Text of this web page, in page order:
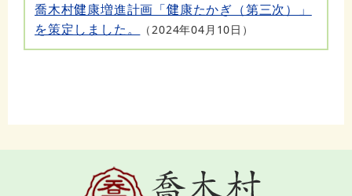
喬木村健康増進計画「健康たかぎ（第三次）」
を策定しました。
2024年04月10日